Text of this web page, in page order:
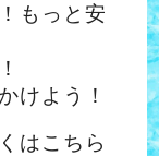
もっと安
けよう！
はこちら